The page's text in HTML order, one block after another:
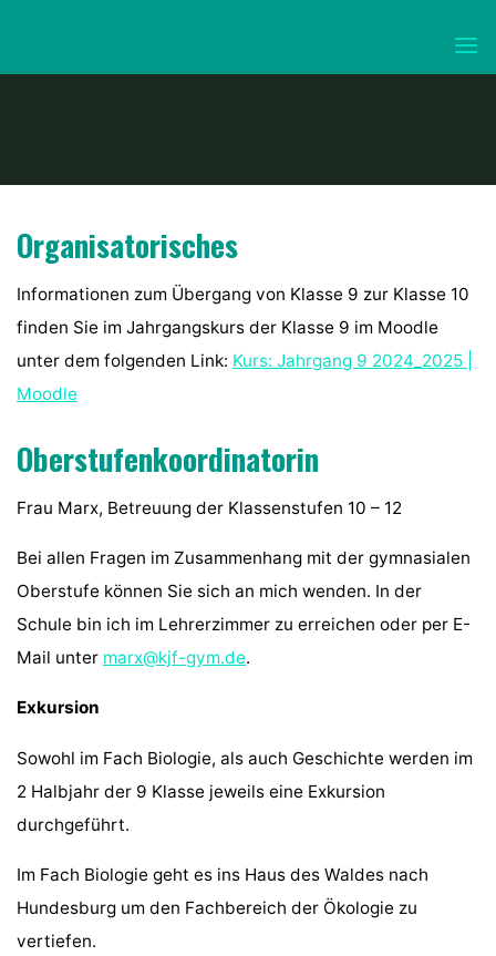
content
Organisatorisches
Informationen zum Übergang von Klasse 9 zur Klasse 10
finden Sie im Jahrgangskurs der Klasse 9 im Moodle
unter dem folgenden Link: Kurs: Jahrgang 9 2024_2025 |
Moodle
Oberstufenkoordinatorin
Frau Marx, Betreuung der Klassenstufen 10 – 12
Bei allen Fragen im Zusammenhang mit der gymnasialen
Oberstufe können Sie sich an mich wenden. In der
Schule bin ich im Lehrerzimmer zu erreichen oder per E-
Mail unter marx@kjf-gym.de.
Exkursion
Sowohl im Fach Biologie, als auch Geschichte werden im
2 Halbjahr der 9 Klasse jeweils eine Exkursion
durchgeführt.
Im Fach Biologie geht es ins Haus des Waldes nach
Hundesburg um den Fachbereich der Ökologie zu
vertiefen.